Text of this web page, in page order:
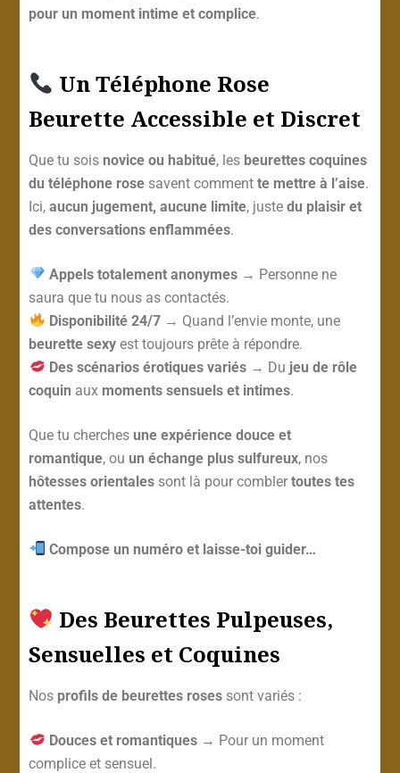
pour un moment intime et complice.
Un Téléphone Rose
Beurette Accessible et Discret
Que tu sois novice ou habitué, les beurettes coquines
du téléphone rose savent commentte mettre à l’aise.
Ici,aucun jugement, aucune limite, justedu plaisir et
des conversations enflammées.
Appels totalement anonymes→ Personne ne
saura que tu nous as contactés.
Disponibilité 24/7→ Quand l’envie monte, une
beurette sexy est toujours prête à répondre.
Des scénarios érotiques variés→ Du jeu de rôle
coquin aux moments sensuels et intimes.
Que tu cherchesune expérience douce et
romantique, ouun échange plus sulfureux, nos
hôtesses orientales sont là pour comblertoutes tes
attentes.
Compose un numéro et laisse-toi guider…
Des Beurettes Pulpeuses,
Sensuelles et Coquines
Nos profils de beurettes roses sont variés :
Douces et romantiques→ Pour un moment
complice et sensuel.